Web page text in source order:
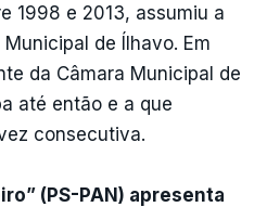
1998 e 2013, assumiu a
de Ílhavo. Em
da Câmara Municipal de
até então e a que
consecutiva.
(PS-PAN) apresenta